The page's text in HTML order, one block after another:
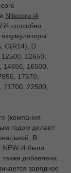
Nitecore i4
i4 способно
C(R14), D
12650,
16500,
17670,
22500,
(компания
годом делает
В
NEW i4 были
добавлена
зарядное